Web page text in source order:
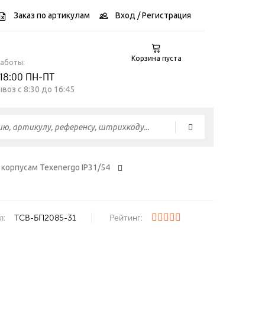
Заказ по артикулам Вход / Регистрация
ПН-ПТ
c 8:30 до 16:45
Корзина пуста
Texenergo IP31/54
ТСВ-БП2085-31 Рейтинг: